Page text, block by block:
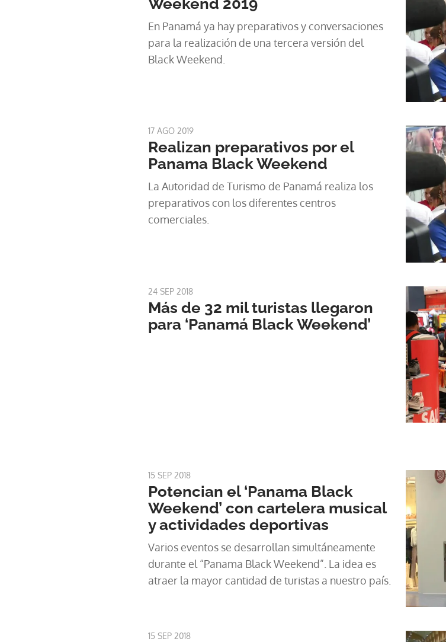
Weekend 2019
En Panamá ya hay preparativos y conversaciones
para la realización de una tercera versión del
Black Weekend.
17 AGO 2019
Realizan preparativos por el
Panama Black Weekend
La Autoridad de Turismo de Panamá realiza los
preparativos con los diferentes centros
comerciales.
24 SEP 2018
Más de 32 mil turistas llegaron
para ‘Panamá Black Weekend’
15 SEP 2018
Potencian el ‘Panama Black
Weekend’ con cartelera musical
y actividades deportivas
Varios eventos se desarrollan simultáneamente
durante el “Panama Black Weekend”. La idea es
atraer la mayor cantidad de turistas a nuestro país.
15 SEP 2018